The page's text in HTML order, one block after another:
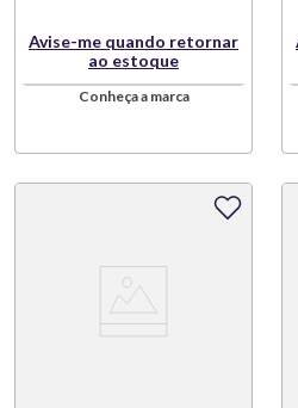
Avise-me quando retornar
ao estoque
Conheça a marca